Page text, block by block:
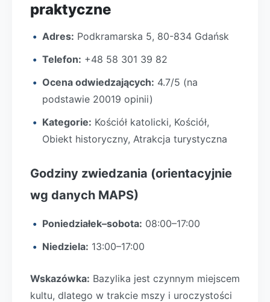
praktyczne
Adres: Podkramarska 5, 80-834 Gdańsk
Telefon: +48 58 301 39 82
Ocena odwiedzających: 4.7/5 (na
podstawie 20019 opinii)
Kategorie: Kościół katolicki, Kościół,
Obiekt historyczny, Atrakcja turystyczna
Godziny zwiedzania (orientacyjnie
wg danych MAPS)
Poniedziałek–sobota: 08:00–17:00
Niedziela: 13:00–17:00
Wskazówka: Bazylika jest czynnym miejscem
kultu, dlatego w trakcie mszy i uroczystości